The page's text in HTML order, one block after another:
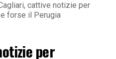
cattive notizie per
forse il Perugia
per